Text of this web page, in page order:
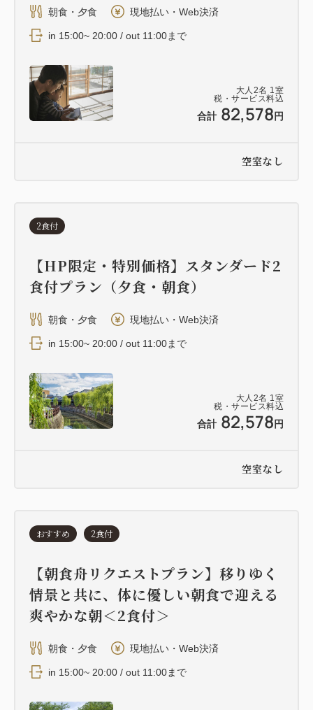
大人 2名 1 室
税・サービス料込
合計 82,578 円
朝食・夕食 現地払い・Web決済
in 15:00~ 20:00 / out 11:00まで
空室なし
大人 2名 1 室
税・サービス料込
合計 82,578 円
2食付
【HP限定・特別価格】スタンダード2
食付プラン（夕食・朝食）
朝食・夕食 現地払い・Web決済
in 15:00~ 20:00 / out 11:00まで
空室なし
おすすめ 2食付
【朝食舟リクエストプラン】移りゆく
情景と共に、体に優しい朝食で迎える
爽やかな朝＜2食付＞
朝食・夕食 現地払い・Web決済
in 15:00~ 20:00 / out 11:00まで